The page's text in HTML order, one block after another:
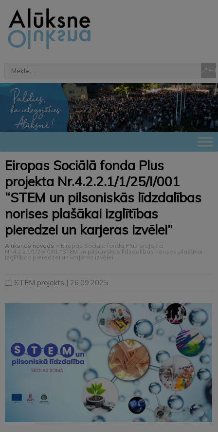
Eiropas Sociālā fonda Plus
projekta Nr.4.2.2.1/1/25/I/001
“STEM un pilsoniskās līdzdalības
norises plašākai izglītības
pieredzei un karjeras izvēlei”
Alūksnes novads > Eiropas Sociālā fonda Plus projekta
Nr.4.2.2.1/1/25/I/001 “STEM un pilsoniskās līdzdalības norises plašākai
izglītības pieredzei un karjeras izvēlei”
STEM projekts | 26.09.2025